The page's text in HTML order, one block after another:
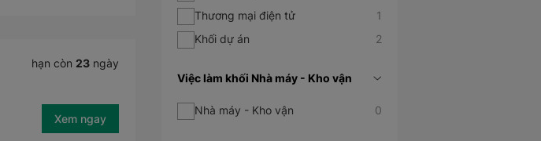
hạn còn 23 ngày
Xem ngay
Thương mại điện tử
1
Khối dự án
2
Việc làm khối Nhà máy - Kho vận
Nhà máy - Kho vận 0